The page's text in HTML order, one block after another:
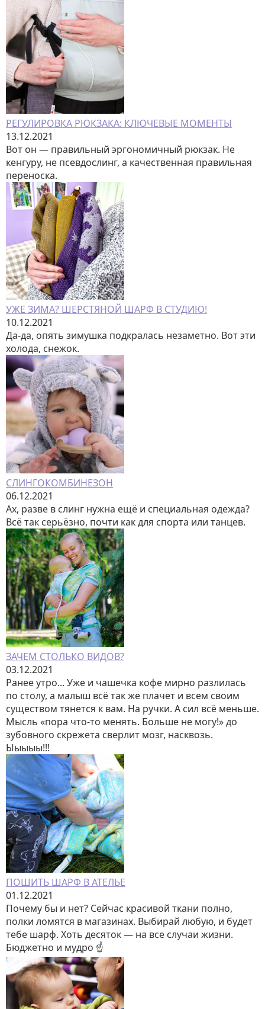
РЕГУЛИРОВКА РЮКЗАКА: КЛЮЧЕВЫЕ МОМЕНТЫ
13.12.2021
Вот он — правильный эргономичный рюкзак. Не
кенгуру, не псевдослинг, а качественная правильная
переноска.
УЖЕ ЗИМА? ШЕРСТЯНОЙ ШАРФ В СТУДИЮ!
10.12.2021
Да-да, опять зимушка подкралась незаметно. Вот эти
холода, снежок.
СЛИНГОКОМБИНЕЗОН
06.12.2021
Ах, разве в слинг нужна ещё и специальная одежда?
Всё так серьёзно, почти как для спорта или танцев.
ЗАЧЕМ СТОЛЬКО ВИДОВ?
03.12.2021
Ранее утро... Уже и чашечка кофе мирно разлилась
по столу, а малыш всё так же плачет и всем своим
существом тянется к вам. На ручки. А сил всё меньше.
Мысль «пора что-то менять. Больше не могу!» до
зубовного скрежета сверлит мозг, насквозь.
Ыыыыы!!!
ПОШИТЬ ШАРФ В АТЕЛЬЕ
01.12.2021
Почему бы и нет? Сейчас красивой ткани полно,
полки ломятся в магазинах. Выбирай любую, и будет
тебе шарф. Хоть десяток — на все случаи жизни.
Бюджетно и мудро ☝️